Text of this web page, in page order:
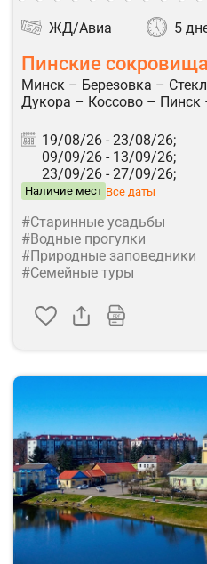
ЖД/Авиа 5
Пинские
Минск – Березовка –
Дукора – Коссово – Пинск
19/08/26 - 23/08/26;
09/09/26 - 13/09/26;
23/09/26 - 27/09/26;
Наличие мест Все даты
#Старинные усадьбы
#Водные прогулки
#Природные заповедники
#Семейные туры